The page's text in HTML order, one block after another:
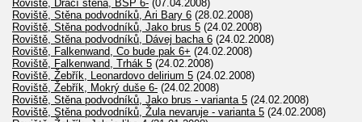
Roviště, Dračí stěna, BSP 6- (07.04.2008)
Roviště, Stěna podvodníků, Ari Bary 6 (28.02.2008)
Roviště, Stěna podvodníků, Jako brus 5 (24.02.2008)
Roviště, Stěna podvodníků, Dávej bacha 6 (24.02.2008)
Roviště, Falkenwand, Co bude pak 6+ (24.02.2008)
Roviště, Falkenwand, Trhák 5 (24.02.2008)
Roviště, Žebřík, Leonardovo delirium 5 (24.02.2008)
Roviště, Žebřík, Mokrý duše 6- (24.02.2008)
Roviště, Stěna podvodníků, Jako brus - varianta 5 (24.02.2008)
Roviště, Stěna podvodníků, Žula nevaruje - varianta 5 (24.02.2008)